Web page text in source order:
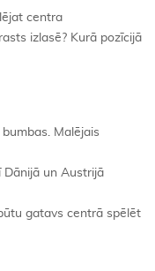
centra
izlasē? Kurā pozīcijā
Malējais
Dānijā un Austrijā
gatavs centrā spēlēt